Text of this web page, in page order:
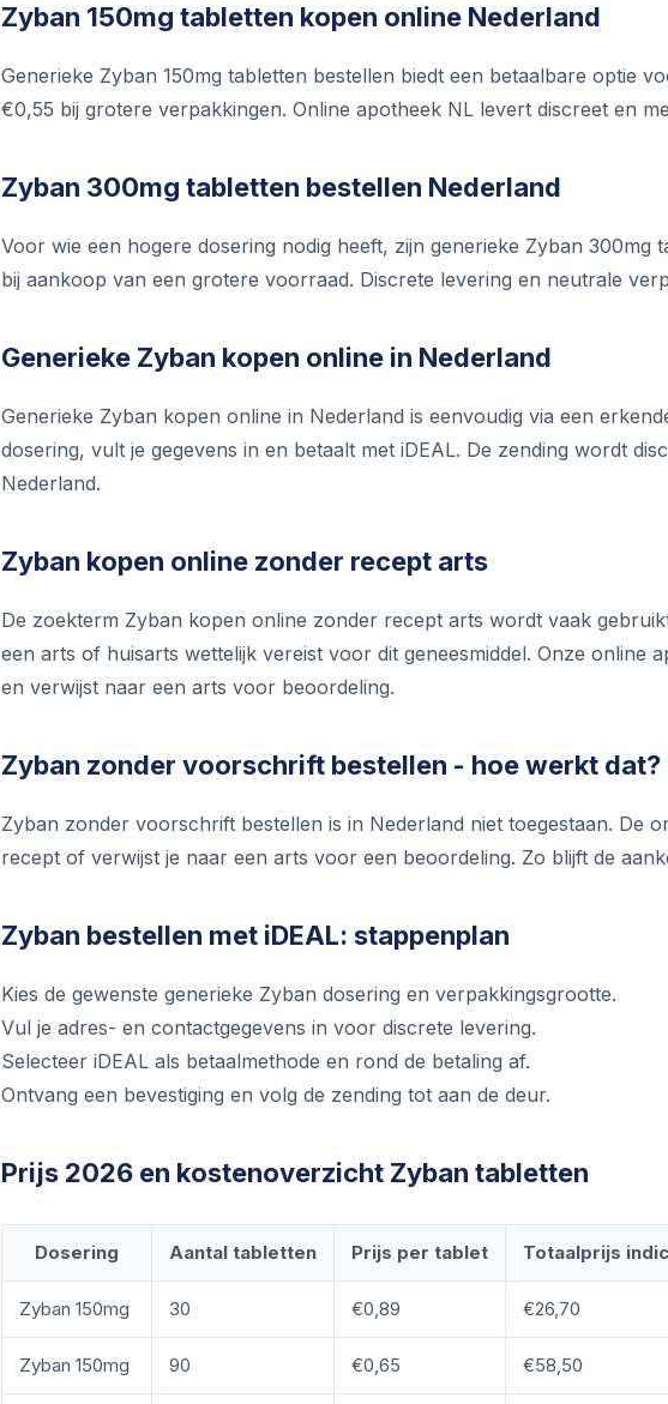
Zyban 150mg tabletten kopen online Nederland
Generieke Zyban 150mg tabletten bestellen biedt een betaalbare optie
€0,55 bij grotere verpakkingen. Online apotheek NL levert discreet en
Zyban 300mg tabletten bestellen Nederland
Voor wie een hogere dosering nodig heeft, zijn generieke Zyban 300mg
bij aankoop van een grotere voorraad. Discrete levering en neutrale
Generieke Zyban kopen online in Nederland
Generieke Zyban kopen online in Nederland is eenvoudig via een
dosering, vult je gegevens in en betaalt met iDEAL. De zending wordt
Nederland.
Zyban kopen online zonder recept arts
De zoekterm Zyban kopen online zonder recept arts wordt vaak
een arts of huisarts wettelijk vereist voor dit geneesmiddel. Onze online
en verwijst naar een arts voor beoordeling.
Zyban zonder voorschrift bestellen - hoe werkt dat?
Zyban zonder voorschrift bestellen is in Nederland niet toegestaan. De
recept of verwijst je naar een arts voor een beoordeling. Zo blijft de
Zyban bestellen met iDEAL: stappenplan
Kies de gewenste generieke Zyban dosering en verpakkingsgrootte.
Vul je adres- en contactgegevens in voor discrete levering.
Selecteer iDEAL als betaalmethode en rond de betaling af.
Ontvang een bevestiging en volg de zending tot aan de deur.
Prijs 2026 en kostenoverzicht Zyban tabletten
Dosering Aantal tabletten Prijs per tablet Totaalprijs
Zyban 150mg 30 €0,89 €26,70
Zyban 150mg 90 €0,65 €58,50